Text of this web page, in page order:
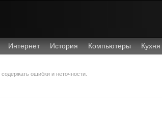
Интернет История Компьютеры Кухня
ошибки и неточности.